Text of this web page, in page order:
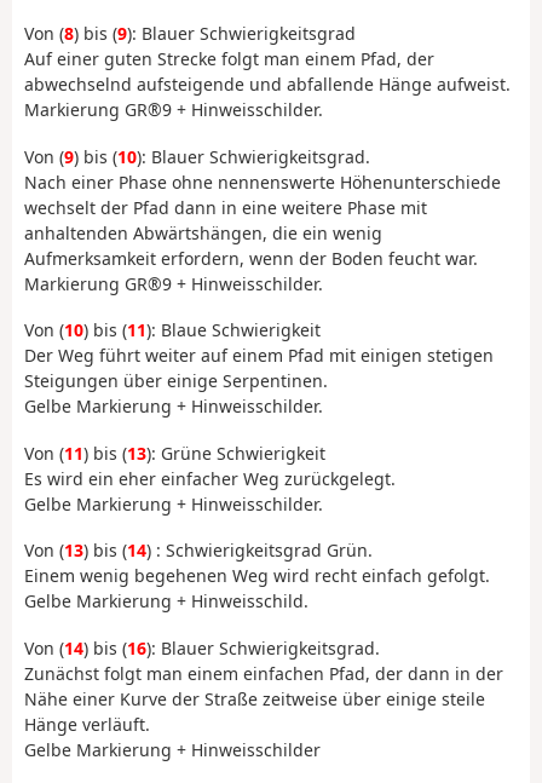
Von (8) bis (9): Blauer Schwierigkeitsgrad
Auf einer guten Strecke folgt man einem Pfad, der
abwechselnd aufsteigende und abfallende Hänge aufweist.
Markierung GR®9 + Hinweisschilder.
Von (9) bis (10): Blauer Schwierigkeitsgrad.
Nach einer Phase ohne nennenswerte Höhenunterschiede
wechselt der Pfad dann in eine weitere Phase mit
anhaltenden Abwärtshängen, die ein wenig
Aufmerksamkeit erfordern, wenn der Boden feucht war.
Markierung GR®9 + Hinweisschilder.
Von (10) bis (11): Blaue Schwierigkeit
Der Weg führt weiter auf einem Pfad mit einigen stetigen
Steigungen über einige Serpentinen.
Gelbe Markierung + Hinweisschilder.
Von (11) bis (13): Grüne Schwierigkeit
Es wird ein eher einfacher Weg zurückgelegt.
Gelbe Markierung + Hinweisschilder.
Von (13) bis (14) : Schwierigkeitsgrad Grün.
Einem wenig begehenen Weg wird recht einfach gefolgt.
Gelbe Markierung + Hinweisschild.
Von (14) bis (16): Blauer Schwierigkeitsgrad.
Zunächst folgt man einem einfachen Pfad, der dann in der
Nähe einer Kurve der Straße zeitweise über einige steile
Hänge verläuft.
Gelbe Markierung + Hinweisschilder